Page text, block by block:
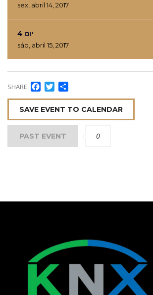
sex, abril 14, 2017
יום 4
sáb, abril 15, 2017
SHARE Facebook
Twitter
SAVE EVENT TO CALENDAR
PAST EVENT 0